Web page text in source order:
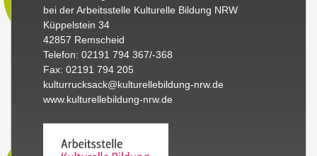
bei der Arbeitsstelle Kulturelle Bildung NRW
Küppelstein 34
42857 Remscheid
Telefon: 02191 794 367/-368
Fax: 02191 794 205
kulturrucksack@kulturellebildung-nrw.de
www.kulturellebildung-nrw.de